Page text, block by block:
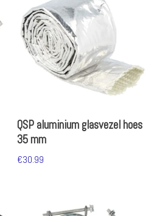
QSP aluminium glasvezel hoes
35 mm
€30.99